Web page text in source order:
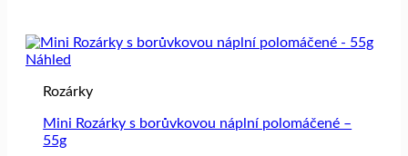
Náhled
Rozárky
Mini Rozárky s borůvkovou náplní polomáčené –
55g